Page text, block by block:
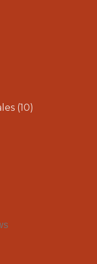
(10)